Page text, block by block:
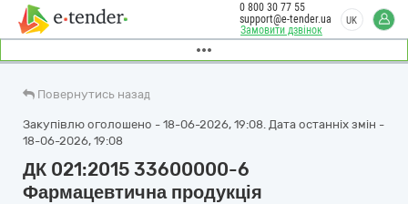
Замовити дзвінок
0 800 30 77 55
support@e-tender.ua
UK
Повернутись назад
Закупівлю оголошено - 18-06-2026, 19:08. Дата останніх змін -
18-06-2026, 19:08
ДК 021:2015 33600000-6
Фармацевтична продукція